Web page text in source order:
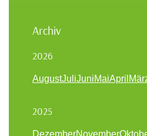
Archiv
2026
AugustJuliJuniMaiApril
2025
DezemberNovember